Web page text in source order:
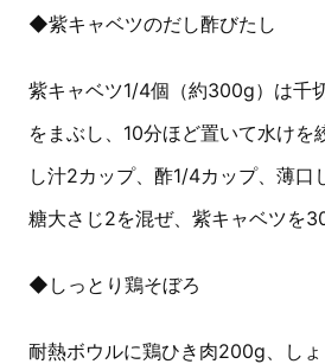
◆紫キャベツのだし酢びたし
紫キャベツ1/4個（約300g）は千
をまぶし、10分ほど置いて水けを
し汁2カップ、酢1/4カップ、薄口
糖大さじ2を混ぜ、紫キャベツを
◆しっとり鶏そぼろ
耐熱ボウルに鶏ひき肉200g、し